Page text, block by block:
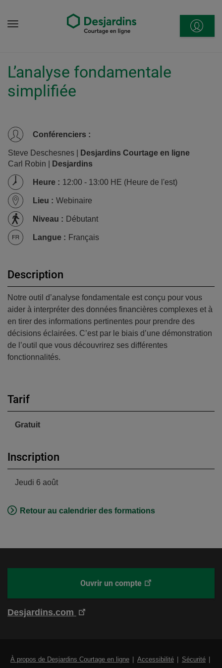
au Menu
L’analyse fondamentale
simplifiée
Conférenciers :
Steve Deschesnes |
Desjardins Courtage en ligne
Carl Robin |
Desjardins
Heure : 12:00 - 13:00 HE (Heure de l'est)
Lieu : Webinaire
Niveau : Débutant
Langue : Français
Description
Notre outil d’analyse fondamentale est conçu pour vous
aider à interpréter des données financières complexes et à
en tirer des informations pertinentes pour prendre des
décisions éclairées. C’est par le biais d’une démonstration
de l’outil que vous découvrirez ses différentes
fonctionnalités.
Tarif
Gratuit
Inscription
Jeudi 6 août
Retour au calendrier des formations
Ce
Ouvrir un compteDesjardins
Ce
un
Desjardins.com
À propos de Desjardins Courtage en ligne Accessibilité SécuritéLien